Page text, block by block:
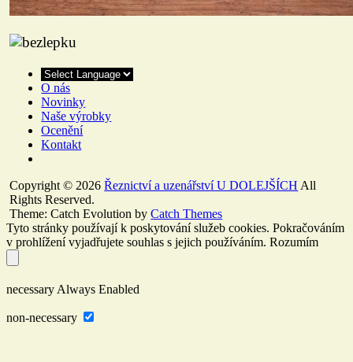
O nás
Novinky
Naše výrobky
Ocenění
Kontakt
Copyright © 2026Řeznictví a uzenářství U DOLEJŠÍCH All
Rights Reserved.
Theme: Catch Evolution byCatch Themes
Tyto stránky používají k poskytování služeb cookies. Pokračováním
v prohlížení vyjadřujete souhlas s jejich používáním. Rozumím
necessary Always Enabled
non-necessary